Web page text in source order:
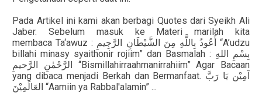
Pada Artikel ini kami akan berbagi Quotes dari Syeikh Ali
Jaber. Sebelum masuk ke Materi marilah kita
membaca Ta‘awuz :
أَعُوذُ بِاللَّهِ مِنَ الشَّيْطَانِ الرَّجِيمِ
“A’udzu
billahi minasy syaithonir rojiim” dan Basmalah :
بِسْمِ
اللهِ
الرَّحْمٰنِ
الرَّحيمِ
“Bismillahirraahmanirrahiim” Agar Bacaan
yang dibaca menjadi Berkah dan Bermanfaat.
آمِيْن يَا رَبَّ
العَالَمِيْنَ “Aamiin ya Rabbal'alamin” ...